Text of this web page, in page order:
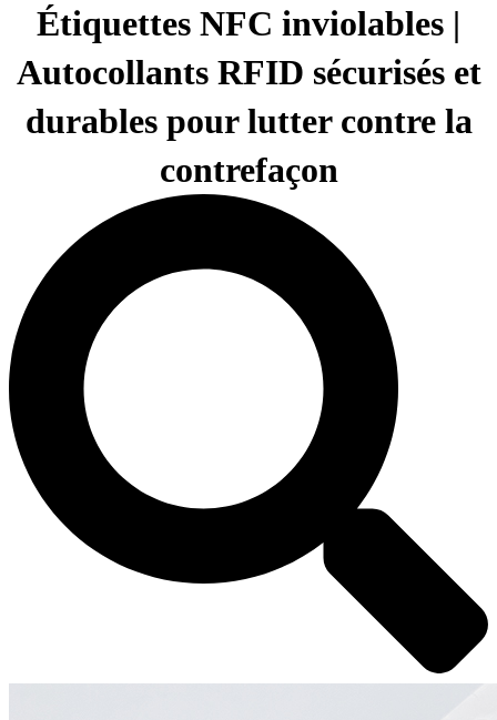
Étiquettes NFC inviolables |
Autocollants RFID sécurisés et
durables pour lutter contre la
contrefaçon